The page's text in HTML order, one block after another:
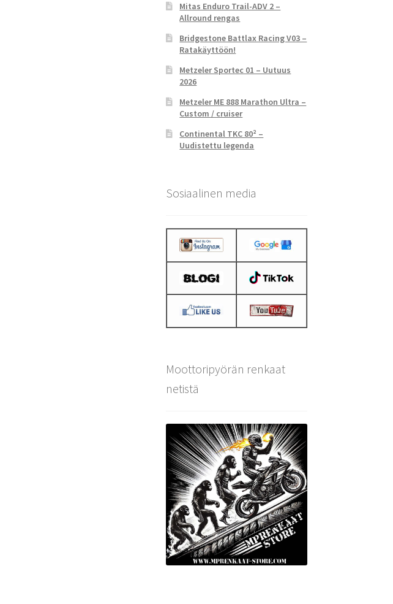
Mitas Enduro Trail-ADV 2 –
Allround rengas
Bridgestone Battlax Racing V03 –
Ratakäyttöön!
Metzeler Sportec 01 – Uutuus
2026
Metzeler ME 888 Marathon Ultra –
Custom / cruiser
Continental TKC 80² –
Uudistettu legenda
Sosiaalinen media
Moottoripyörän renkaat
netistä